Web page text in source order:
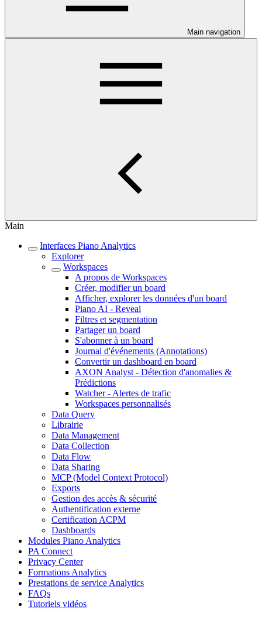
Main navigation
Main
Interfaces Piano Analytics
Explorer
Workspaces
A propos de Workspaces
Créer, modifier un board
Afficher, explorer les données d'un board
Piano AI - Reveal
Filtres et segmentation
Partager un board
S'abonner à un board
Journal d'événements (Annotations)
Convertir un dashboard en board
AXON Analyst - Détection d'anomalies &
Prédictions
Watcher - Alertes de trafic
Workspaces personnalisés
Data Query
Librairie
Data Management
Data Collection
Data Flow
Data Sharing
MCP (Model Context Protocol)
Exports
Gestion des accès & sécurité
Authentification externe
Certification ACPM
Dashboards
Modules Piano Analytics
PA Connect
Privacy Center
Formations Analytics
Prestations de service Analytics
FAQs
Tutoriels vidéos